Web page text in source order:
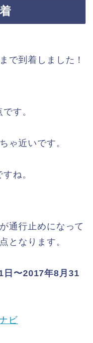
で到着しました！
す。
ゃ近いです。
ね。
通行止めになって
となります。
日〜2017年8月31
ビ